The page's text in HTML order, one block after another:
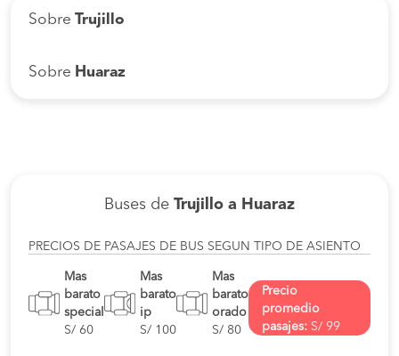
Sobre Trujillo
Sobre Huaraz
Buses de Trujillo a Huaraz
PRECIOS DE PASAJES DE BUS SEGUN TIPO DE ASIENTO
Mas
barato
special
S/ 60
Mas
barato
ip
S/ 100
Mas
barato
orado
S/ 80
Precio
promedio
pasajes: S/ 99